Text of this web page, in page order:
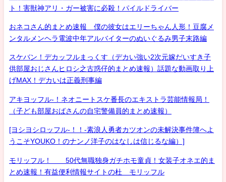
ト！害獣神アリ・ガー被害に必殺！パイルドライバー
おネコさん的まとめ速報 僕の彼女はエリーちゃん人形！豆腐メ
ンタルメンヘラ電波中年アルバイターのぬいぐるみ男子末路編
スケバン！デカッフルまっくす（デカい強い2次元嫁だいすき子
供部屋おじさんヒロシ之古惑仔的まとめ速報）話題な動画取り上
げMAX！デカいは正義刑事編
アキヨッフル-！ネオニートスケ番長のエキストラ芸能情報局！
（子ども部屋おばさんの自宅警備員的まとめ速報）
[ヨシヨシロッフル-！！-素浪人勇者カツオンの未解決事件簿へよ
うこそYOUKO！のナンノ洋子のはなしは信じるな編）]
モリッフル！ 50代無職独身ガチホモ童貞！女装子オネエ的ま
とめ速報！有益便利情報サイトの杜 モリッフル